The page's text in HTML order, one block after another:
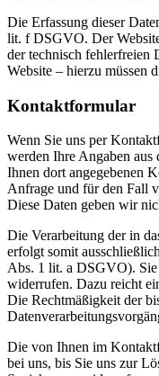
Die Erfassung dieser
lit. f DSGVO. Der
der technisch fehlerfreien
Website – hierzu müssen
Kontaktformular
Wenn Sie uns per
werden Ihre Angaben
Ihnen dort angegebenen
Anfrage und für den Fall
Diese Daten geben wir
Die Verarbeitung der in
erfolgt somit
Abs. 1 lit. a DSGVO).
widerrufen. Dazu reicht
Die Rechtmäßigkeit der
Die von Ihnen im
bei uns, bis Sie uns zur